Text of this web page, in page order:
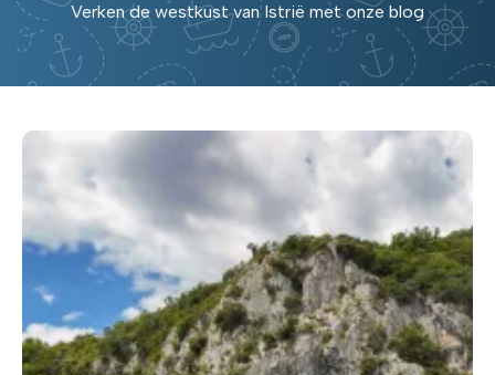
Verken de westkust van Istrië met onze blog